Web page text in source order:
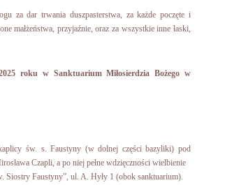
za dar trwania duszpasterstwa, za każde poczęte i
małżeństwa, przyjaźnie, oraz za wszystkie inne łaski,
roku w Sanktuarium Miłosierdzia Bożego w
św. s. Faustyny (w dolnej części bazyliki) pod
Czapli, a po niej pełne wdzięczności wielbienie
Siostry Faustyny”, ul. A. Hyły 1 (obok sanktuarium).